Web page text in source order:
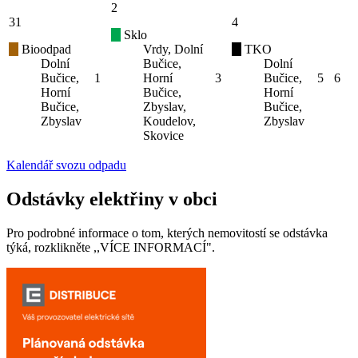
31
Bioodpad
Dolní
Bučice,
Horní
Bučice,
Zbyslav
1
2
Sklo
Vrdy, Dolní
Bučice,
Horní
Bučice,
Zbyslav,
Koudelov,
Skovice
3
4
TKO
Dolní
Bučice,
Horní
Bučice,
Zbyslav
5 6
Kalendář svozu odpadu
Odstávky elektřiny v obci
Pro podrobné informace o tom, kterých nemovitostí se odstávka
týká, rozklikněte ,,VÍCE INFORMACÍ".